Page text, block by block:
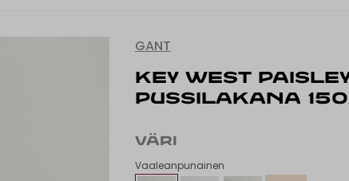
GANT
KEY WEST
PUSSILAKANA
VÄRI
Vaaleanpunainen